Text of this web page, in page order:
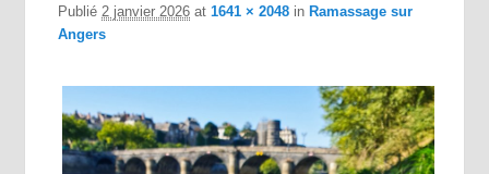
Publié2 janvier 2026 at1641 × 2048 in Ramassage sur
Angers